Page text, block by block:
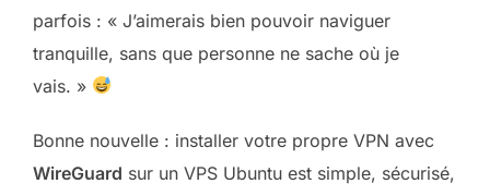
parfois : « J’aimerais bien pouvoir naviguer
tranquille, sans que personne ne sache où je
vais. »
Bonne nouvelle : installer votre propre VPN avec
WireGuard sur un VPS Ubuntu est simple, sécurisé,